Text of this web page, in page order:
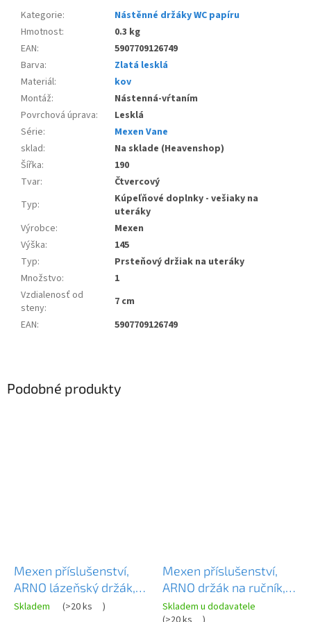
Kategorie:
Nástěnné držáky WC papíru
Hmotnost:
0.3 kg
EAN:
5907709126749
Barva:
Zlatá lesklá
Materiál:
kov
Montáž:
Nástenná-vŕtaním
Povrchová úprava:
Lesklá
Série:
Mexen Vane
sklad:
Na sklade (Heavenshop)
Šířka:
190
Tvar:
Čtvercový
Typ:
Kúpeľňové doplnky - vešiaky na
uteráky
Výrobce:
Mexen
Výška:
145
Typ:
Prsteňový držiak na uteráky
Množstvo:
1
Vzdialenosť od
steny:
7 cm
EAN: 5907709126749
Podobné produkty
Mexen příslušenství,
ARNO lázeňský držák,
chrom, 7020720-00
Skladem (>20 ks )
Mexen příslušenství,
ARNO držák na ručník,
zlatá, 7020732-50
Skladem u dodavatele